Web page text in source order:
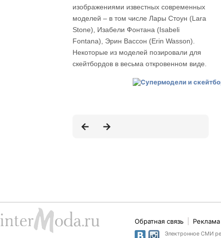
изображениями известных современных
моделей – в том числе Лары Стоун (Lara
Stone), Изабели Фонтана (Isabeli
Fontana), Эрин Вассон (Erin Wasson).
Некоторые из моделей позировали для
скейтбордов в весьма откровенном виде.
Обратная связь
Электронное СМИ